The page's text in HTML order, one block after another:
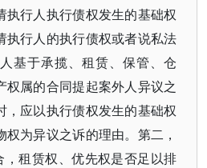
执行人执行债权发生的基础权
执行人的执行债权或者说私法
基于承揽、租赁、保管、仓
权属的合同提起案外人异议之
，应以执行债权发生的基础权
为异议之诉的理由。第二，
，租赁权、优先权是否足以排